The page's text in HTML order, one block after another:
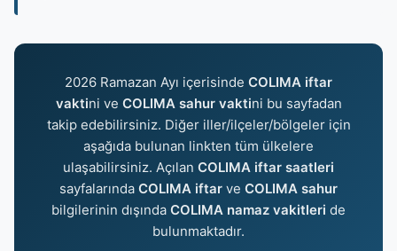
2026 Ramazan Ayı içerisinde COLIMA iftar
vaktini ve COLIMA sahur vaktini bu sayfadan
takip edebilirsiniz. Diğer iller/ilçeler/bölgeler için
aşağıda bulunan linkten tüm ülkelere
ulaşabilirsiniz. Açılan COLIMA iftar saatleri
sayfalarında COLIMA iftar ve COLIMA sahur
bilgilerinin dışında COLIMA namaz vakitleri de
bulunmaktadır.